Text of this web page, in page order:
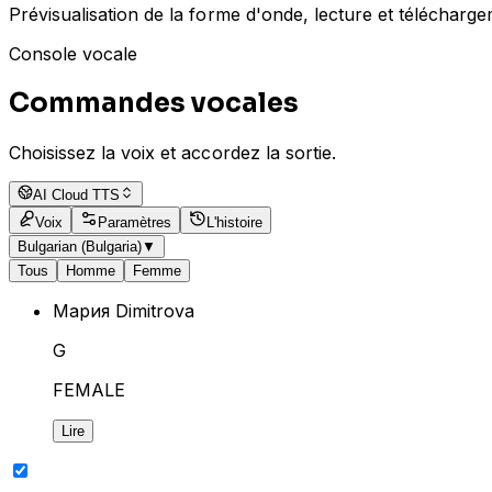
Prévisualisation de la forme d'onde, lecture et
Console vocale
Commandes vocales
Choisissez la voix et accordez la sortie.
AI Cloud TTS
Voix
Paramètres
L'histoire
Bulgarian (Bulgaria)▼
Tous
Homme Femme
Мария Dimitrova
G
FEMALE
Lire